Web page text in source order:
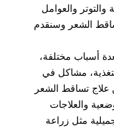
والتوتر والعوامل
الشعر وسنقدم
أسباب مختلفة،
مشاكل في
علاج تساقط الشعر
والعلاجات
مثل زراعة